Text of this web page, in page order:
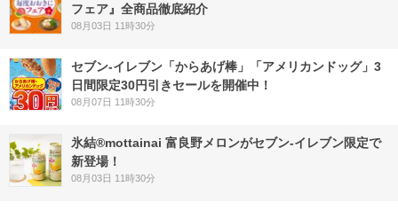
フェア』全商品徹底紹介
08月03日 11時30分
セブン‐イレブン「からあげ棒」「アメリカンドッグ」3
日間限定30円引きセールを開催中！
08月07日 11時30分
氷結®mottainai 富良野メロンがセブン‐イレブン限定で
新登場！
08月03日 11時30分